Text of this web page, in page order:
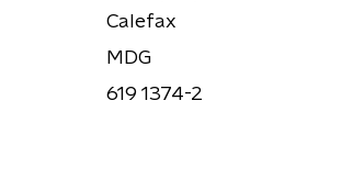
Calefax
MDG
619 1374-2